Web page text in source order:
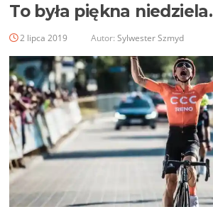
To była piękna niedziela.
2 lipca 2019 Autor:Sylwester Szmyd